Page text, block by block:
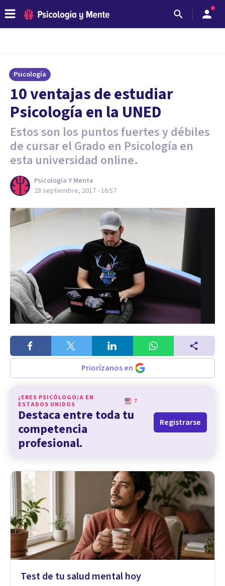
Psicología
​10 ventajas de estudiar
Psicología en la UNED
Estos son los puntos fuertes y débiles
de cursar el Grado en Psicología en
esta universidad online.
Psicología Y Mente
28 septiembre, 2017 - 16:57
Priorízanos en
¿ERES PSICÓLOGO/A EN
ESTADOS UNIDOS
?
Destaca entre toda tu
competencia
profesional.
Registrarse
Test de tu salud mental hoy